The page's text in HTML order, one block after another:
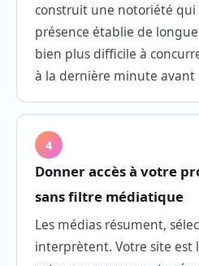
construit une notoriété
présence établie de
bien plus difficile à
à la dernière minute avant
4
Donner accès à votre
sans filtre médiatique
Les médias résument,
interprètent. Votre site est